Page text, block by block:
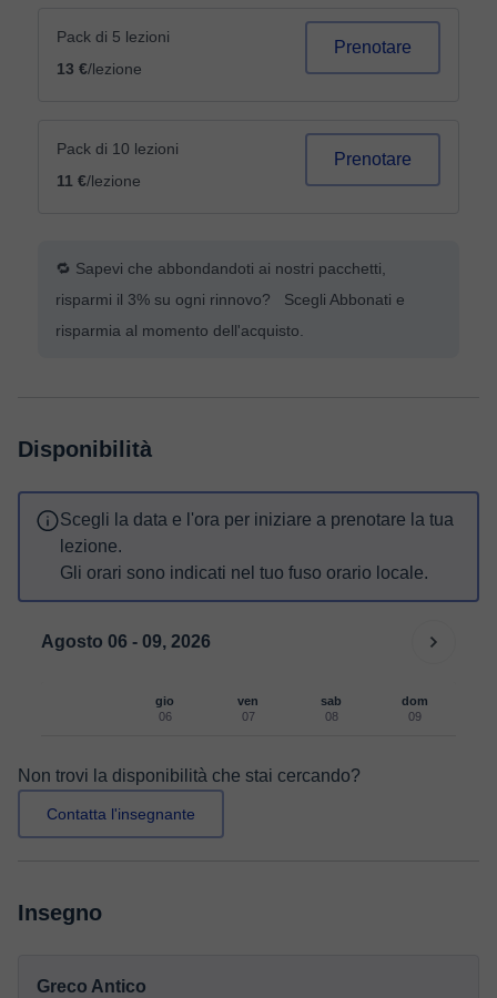
Pack di 5 lezioni
13 €/lezione
Prenotare
Pack di 10 lezioni
11 €/lezione
Prenotare
🔁 Sapevi che abbondandoti ai nostri pacchetti,
risparmi il 3% su ogni rinnovo? Scegli Abbonati e
risparmia al momento dell'acquisto.
Disponibilità
Scegli la data e l'ora per iniziare a prenotare la tua
lezione.
Gli orari sono indicati nel tuo fuso orario locale.
Agosto 06 - 09, 2026
gio
06
ven
07
sab
08
dom
09
Non trovi la disponibilità che stai cercando?
Contatta l'insegnante
Insegno
Greco Antico